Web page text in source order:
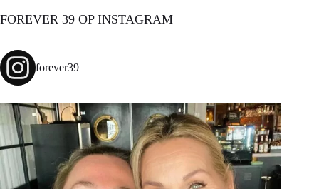
FOREVER 39 OP INSTAGRAM
forever39